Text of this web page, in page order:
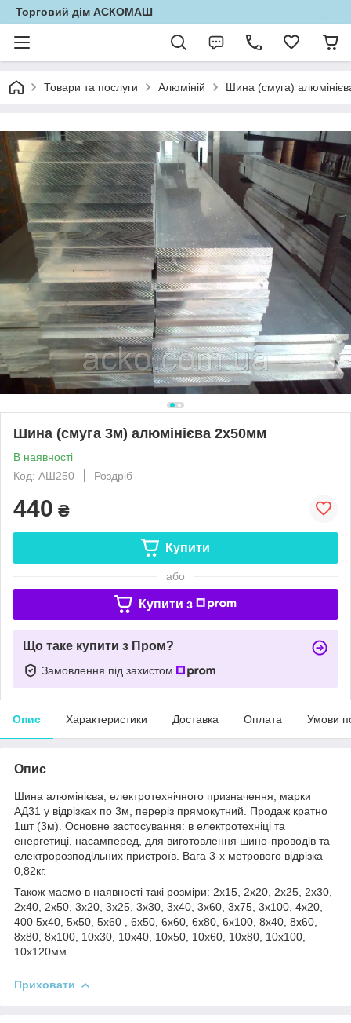
Торговий дім АСКОМАШ
Товари та послуги Алюміній Шина (смуга)
Шина (смуга 3м) алюмінієва 2х50мм
В наявності
Код: АШ250
Роздріб
440 ₴
Купити
або
Купити з
Що таке купити з Пром?
Замовлення під захистом
Опис Характеристики Доставка Оплата Умови
Опис
Шина алюмінієва, електротехнічного призначення, марки
АД31 у відрізках по 3м, переріз прямокутний. Продаж кратно
1шт (3м). Основне застосування: в електротехніці та
енергетиці, насамперед, для виготовлення шино-проводів та
електророзподільних пристроїв. Вага 3-х метрового відрізка
0,82кг.
Також маємо в наявності такі розміри: 2х15, 2х20, 2х25, 2х30,
2х40, 2х50, 3х20, 3х25, 3х30, 3х40, 3х60, 3х75, 3х100, 4х20,
400 5х40, 5х50, 5х60 , 6х50, 6х60, 6х80, 6х100, 8х40, 8х60,
8х80, 8х100, 10х30, 10х40, 10х50, 10х60, 10х80, 10х100,
10х120мм.
Приховати